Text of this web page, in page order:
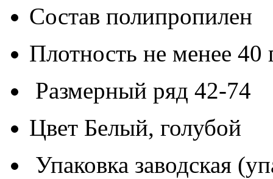
Состав полипропилен
Плотность не менее 40
Размерный ряд 42-74
Цвет Белый, голубой
Упаковка заводская